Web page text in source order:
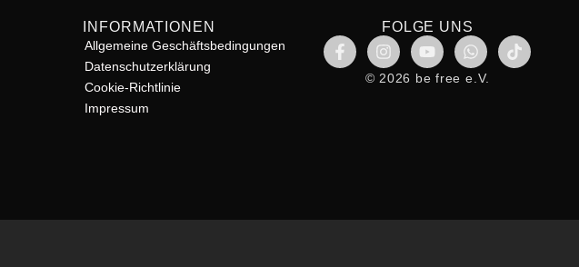
INFORMATIONEN
Allgemeine Geschäftsbedingungen
Datenschutzerklärung
Cookie-Richtlinie
Impressum
FOLGE UNS
© 2026 be free e.V.